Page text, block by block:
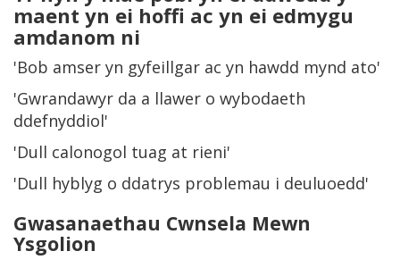
maent yn ei hoffi ac yn ei edmygu
amdanom ni
'Bob amser yn gyfeillgar ac yn hawdd mynd ato'
'Gwrandawyr da a llawer o wybodaeth
ddefnyddiol'
'Dull calonogol tuag at rieni'
'Dull hyblyg o ddatrys problemau i deuluoedd'
Gwasanaethau Cwnsela Mewn
Ysgolion